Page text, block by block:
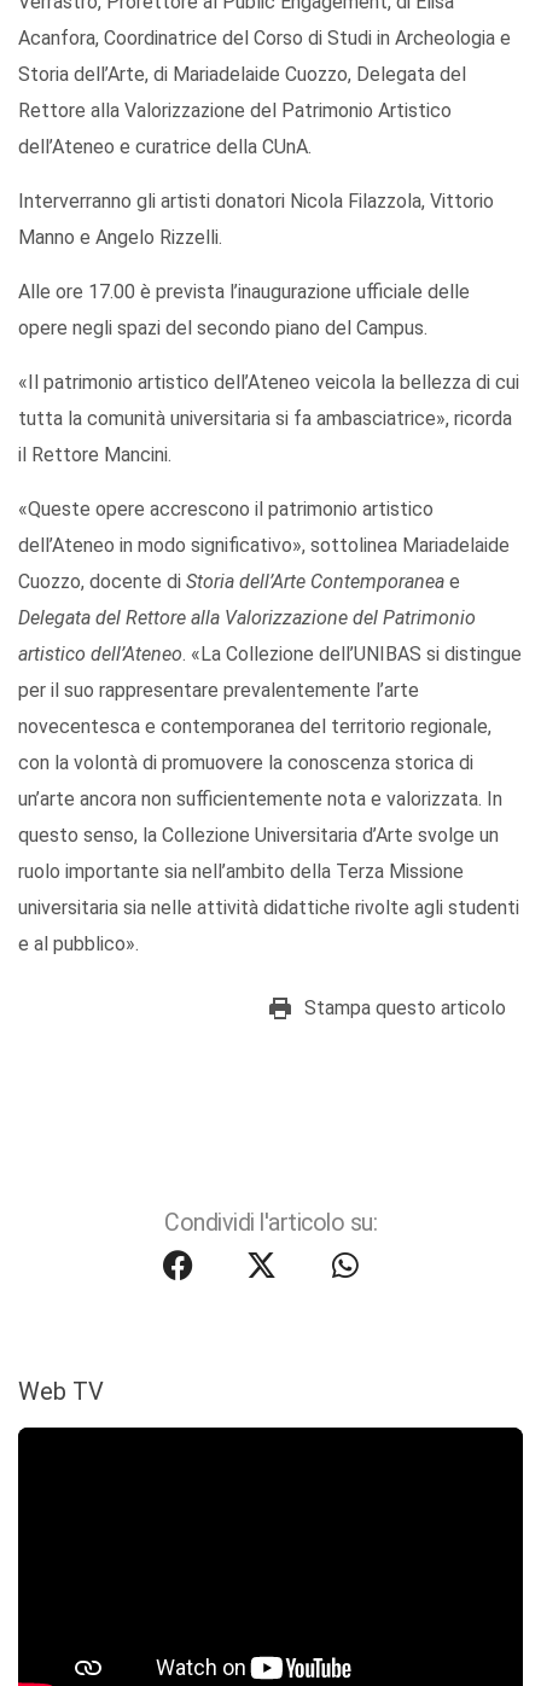
Acanfora, Coordinatrice del Corso di Studi in Archeologia e
Storia dell’Arte, di Mariadelaide Cuozzo, Delegata del
Rettore alla Valorizzazione del Patrimonio Artistico
dell’Ateneo e curatrice della CUnA.
Interverranno gli artisti donatori Nicola Filazzola, Vittorio
Manno e Angelo Rizzelli.
Alle ore 17.00 è prevista l’inaugurazione ufficiale delle
opere negli spazi del secondo piano del Campus.
«Il patrimonio artistico dell’Ateneo veicola la bellezza di cui
tutta la comunità universitaria si fa ambasciatrice», ricorda
il Rettore Mancini.
«Queste opere accrescono il patrimonio artistico
dell’Ateneo in modo significativo», sottolinea Mariadelaide
Cuozzo, docente di Storia dell’Arte Contemporanea e
Delegata del Rettore alla Valorizzazione del Patrimonio
artistico dell’Ateneo. «La Collezione dell’UNIBAS si distingue
per il suo rappresentare prevalentemente l’arte
novecentesca e contemporanea del territorio regionale,
con la volontà di promuovere la conoscenza storica di
un’arte ancora non sufficientemente nota e valorizzata. In
questo senso, la Collezione Universitaria d’Arte svolge un
ruolo importante sia nell’ambito della Terza Missione
universitaria sia nelle attività didattiche rivolte agli studenti
e al pubblico».
Stampa questo articolo
Condividi l'articolo su:
Web TV